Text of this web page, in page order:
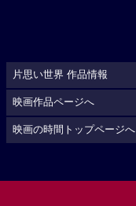
片思い世界 作品情報
映画作品ページへ
映画の時間トップページへ